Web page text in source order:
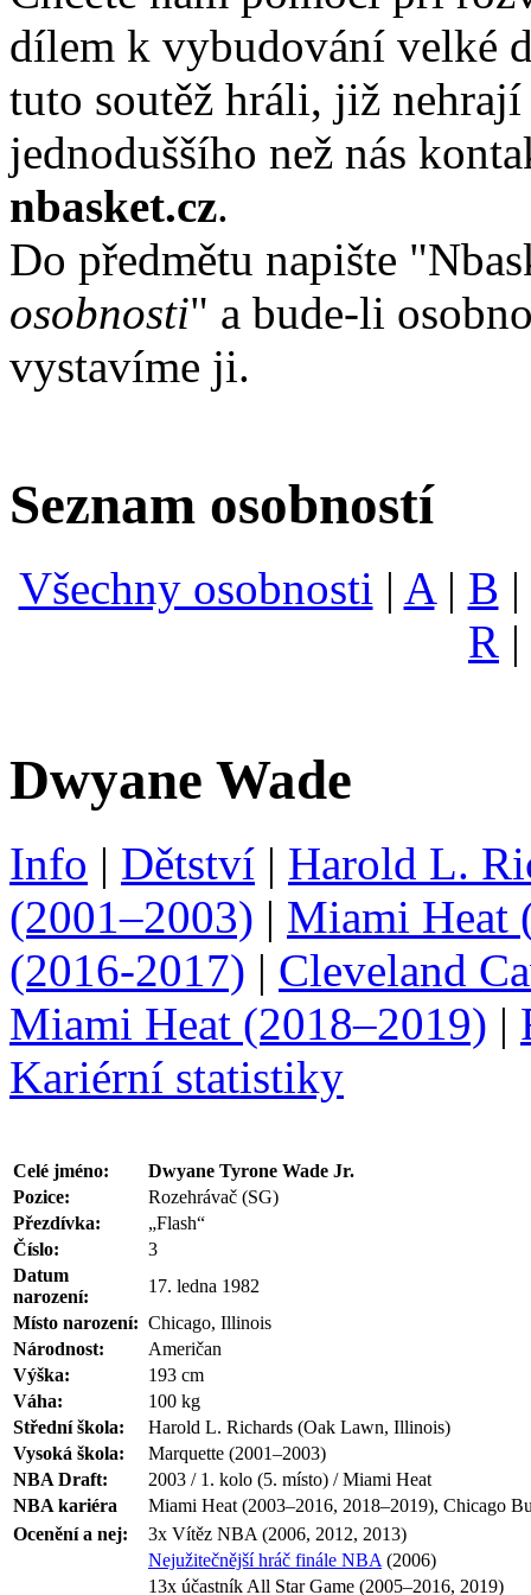
dílem k vybudování velké
tuto soutěž hráli, již
jednoduššího než nás
nbasket.cz.
Do předmětu napište
osobnosti" a bude-li
vystavíme ji.
Seznam osobností
Všechny osobnosti | A| B |
R |
Dwyane Wade
Info | Dětství | Harold L.
(2001–2003) | Miami Heat
(2016-2017) | Cleveland
Miami Heat (2018–2019) |
Kariérní statistiky
Celé jméno:
Dwyane Tyrone Wade Jr.
Pozice:
Rozehrávač (SG)
Přezdívka:
„Flash“
Číslo:
3
Datum
narození:
17. ledna 1982
Místo narození: Chicago, Illinois
Národnost:
Američan
Výška:
193 cm
Váha:
100 kg
Střední škola:
Harold L. Richards (Oak Lawn, Illinois)
Vysoká škola:
Marquette (2001–2003)
NBA Draft:
2003 / 1. kolo (5. místo) / Miami Heat
NBA kariéra
Miami Heat (2003–2016, 2018–2019), Chicago
Ocenění a nej:
3x Vítěz NBA (2006, 2012, 2013)
Nejužitečnější hráč finále NBA (2006)
13x účastník All Star Game (2005–2016, 2019)